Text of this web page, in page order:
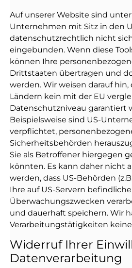
Auf unserer Website sind
Unternehmen mit Sitz in den
datenschutzrechtlich nicht
eingebunden. Wenn diese
können Ihre
Drittstaaten übertragen und
werden. Wir weisen darauf hin,
Ländern kein mit der EU
Datenschutzniveau garantiert
Beispielsweise sind US-
verpflichtet,
Sicherheitsbehörden
Sie als Betroffener hiergegen
könnten. Es kann daher nicht
werden, dass US-Behörden
Ihre auf US-Servern
Überwachungszwecken
und dauerhaft speichern. Wir
Verarbeitungstätigkeiten
Widerruf Ihrer
Datenverarbeitung